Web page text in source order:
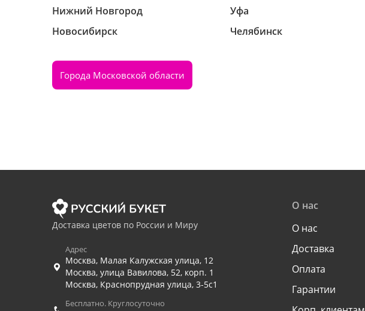
Нижний Новгород
Новосибирск
Уфа
Челябинск
Города Московской области
Доставка цветов по России и Миру
Адрес
Москва, Малая Калужская улица, 12
Москва, улица Вавилова, 52, корп. 1
Москва, Краснопрудная улица, 3-5с1
Бесплатно. Круглосуточно
О нас
О нас
Доставка
Оплата
Гарантии